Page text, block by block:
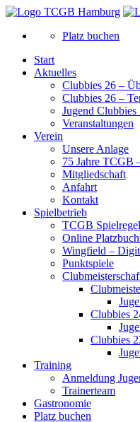
Platz buchen
Start
Aktuelles
Clubbies 26 –
Clubbies 26 –
Jugend Clubbies
Veranstaltungen
Verein
Unsere Anlage
75 Jahre TCGB
Mitgliedschaft
Anfahrt
Kontakt
Spielbetrieb
TCGB
Online
Wingfield –
Punktspiele
Clubbies
Clubbies
Training
Anmeldung
Trainerteam
Gastronomie
Platz buchen